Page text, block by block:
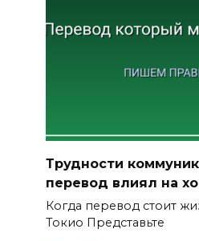
Трудности
перевод влиял на
Когда перевод стоит
Токио Представьте